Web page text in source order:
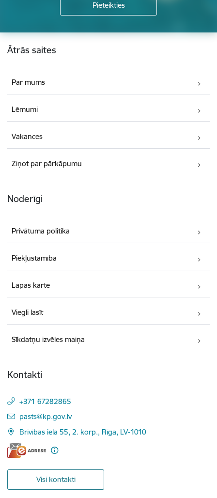
Kājene
Ātrās saites
Par mums
Lēmumi
Vakances
Ziņot par pārkāpumu
Noderīgi
Privātuma politika
Piekļūstamība
Lapas karte
Viegli lasīt
Sīkdatņu izvēles maiņa
Kontakti
+371 67282865
E-pasts:
pasts@kp.gov.lv
Brīvības iela 55, 2. korp., Rīga, LV-1010
Visi kontakti